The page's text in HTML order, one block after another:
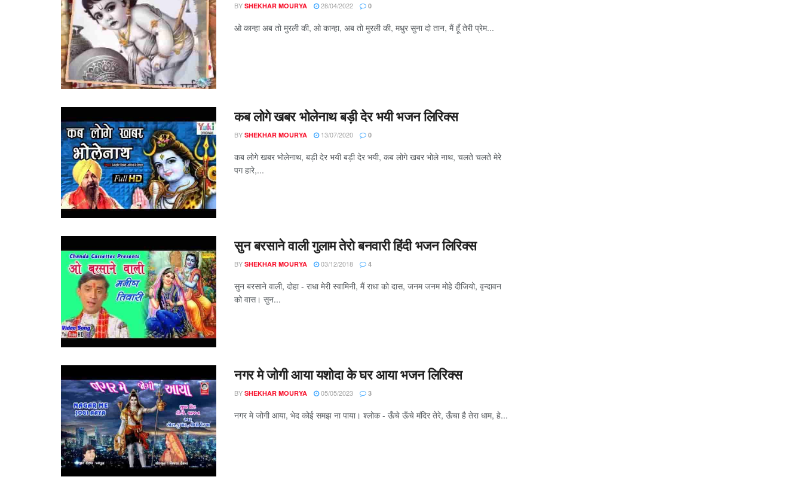
BY SHEKHAR MOURYA 28/04/2022 0
ओ कान्हा अब तो मुरली की, ​ओ कान्हा, अब तो मुरली की, मधुर सुना दो तान, मैं हूँ तेरी प्रेम...
कब लोगे खबर भोलेनाथ बड़ी देर भयी भजन लिरिक्स
BY SHEKHAR MOURYA 13/07/2020 0
कब लोगे खबर भोलेनाथ, बड़ी देर भयी बड़ी देर भयी, कब लोगे खबर भोले नाथ, चलते चलते मेरे
पग हारे,...
सुन बरसाने वाली गुलाम तेरो बनवारी हिंदी भजन लिरिक्स
BY SHEKHAR MOURYA 03/12/2018 4
सुन बरसाने वाली, दोहा - राधा मेरी स्वामिनी, मैं राधा को दास, जनम जनम मोहे दीजियो, वृन्दावन
को वास। सुन...
नगर मे जोगी आया यशोदा के घर आया भजन लिरिक्स
BY SHEKHAR MOURYA 05/05/2023 3
नगर मे जोगी आया, भेद कोई समझ ना पाया। ​श्लोक - ऊँचे ऊँचे मंदिर तेरे, ऊँचा है तेरा धाम, हे...